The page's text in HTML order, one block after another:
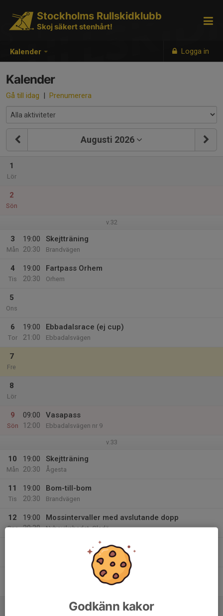
Kalender Logga in
Stockholms Rullskidklubb
Skoj säkert stenhårt!
Kalender
Gå till idag | Prenumerera
Augusti 2026
1
Lör
2
Sön
v.32
3
Mån
19:00
20:30
Skejtträning
Brandvägen
4
Tis
19:00
20:30
Fartpass Orhem
Orhem
5
Ons
6
Tor
19:00
21:00
Ebbadalsrace (ej cup)
Ebbadalsvägen
7
Fre
8
Lör
9
Sön
09:00
12:00
Vasapass
Ebbadalsvägen nr 9
v.33
10
Mån
19:00
20:30
Skejtträning
Ågesta
11
Tis
19:00
20:30
Bom-till-bom
Brandvägen
12
Ons
19:00
20:30
Mossintervaller med avslutande dopp
Nyboviksbadet, Gladö
Huddinges brantaste
Coop Stuvstas parkering
Godkänn kakor